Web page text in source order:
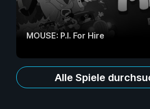
MOUSE: P.I. For Hire
Alle Spiele